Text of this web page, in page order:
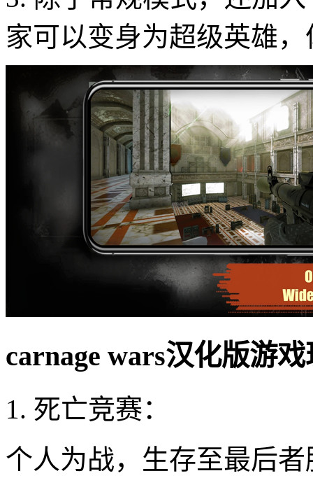
家可以变身为超级英雄
carnage wars汉化版游
1. 死亡竞赛：
个人为战，生存至最后者